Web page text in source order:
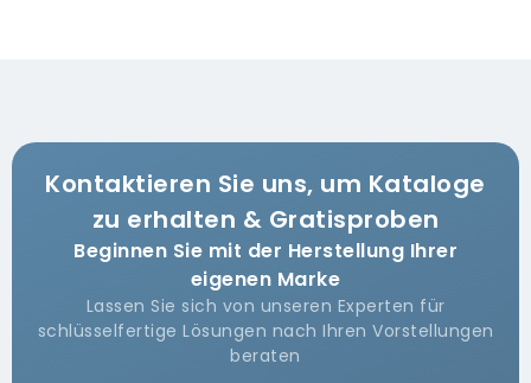
Kontaktieren Sie uns, um Kataloge
zu erhalten & Gratisproben
Beginnen Sie mit der Herstellung Ihrer
eigenen Marke
Lassen Sie sich von unseren Experten für
schlüsselfertige Lösungen nach Ihren Vorstellungen
beraten